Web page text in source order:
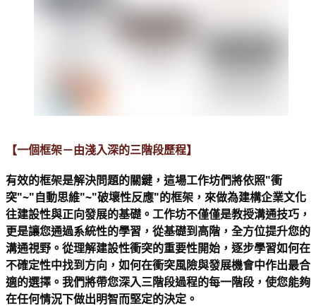
【一個框架－由淺入深的三階段歷程】
有效的框架是解決問題的關鍵，這場工作坊們將依照"衝
突"~"自動思維"~"破壞性反應"的框架，來做為建構企業文化
往建設性與正向發展的基礎。工作坊不僅僅是教授溝通技巧，
更是讓您通過系統性的學習，從基礎到高階，全方位提升您的
溝通視野。從理解建設性衝突的重要性開始，逐步學習如何在
不確定性中找到方向，如何在衝突風險與發展機會中作出最合
適的選擇。我們將帶您深入三階段過程的每一階段，使您能夠
在任何情況下做出明智而堅定的決定。